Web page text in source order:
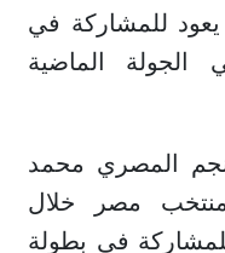
للمشاركة في
الجولة الماضية
المصري محمد
مصر خلال
في بطولة